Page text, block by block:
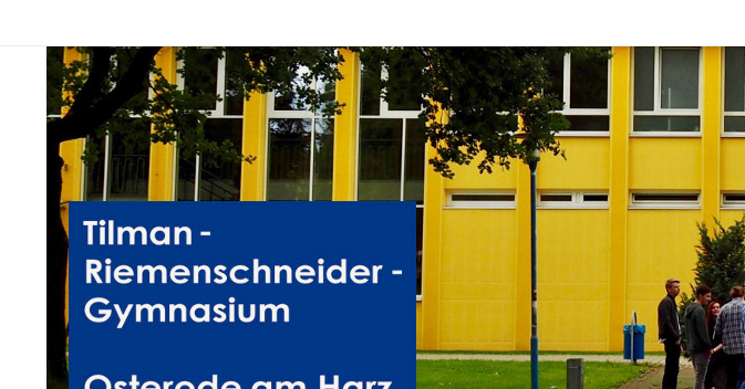
springen